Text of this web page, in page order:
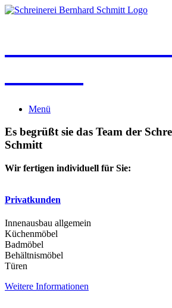
Zum
Menü
Es begrüßt sie das Team der
Schmitt
Wir fertigen individuell für Sie:
Privatkunden
Innenausbau allgemein
Küchenmöbel
Badmöbel
Behältnismöbel
Türen
Weitere Informationen